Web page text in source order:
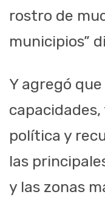
rostro de
municipios”
Y agregó
política y
las
y las zonas